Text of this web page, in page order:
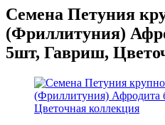
Семена Петуния
(Фриллитуния)
5шт, Гавриш,